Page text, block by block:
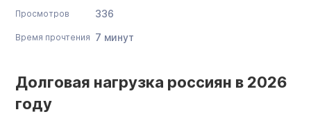
Просмотров 336
Время прочтения 7 минут
Долговая нагрузка россиян в 2026
году